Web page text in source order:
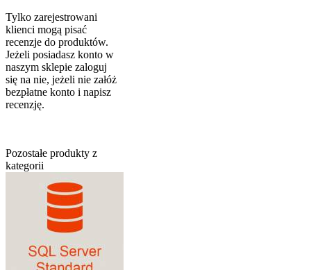
Tylko zarejestrowani
klienci mogą pisać
recenzje do produktów.
Jeżeli posiadasz konto w
naszym sklepie zaloguj
się na nie, jeżeli nie załóż
bezpłatne konto i napisz
recenzję.
Pozostałe produkty z
kategorii